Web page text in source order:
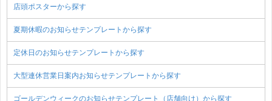
店頭ポスターから探す
夏期休暇のお知らせテンプレートから探す
定休日のお知らせテンプレートから探す
大型連休営業日案内お知らせテンプレートから探す
ゴールデンウィークのお知らせテンプレート（店舗向け）から探す